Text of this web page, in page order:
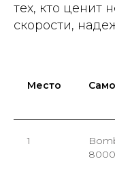
тех, кто ценит
скорости,
Место
1
8000